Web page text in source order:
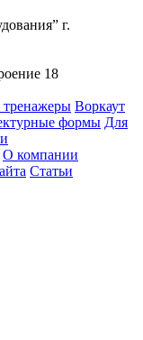
г.
18
Воркаут
формы Для
О компании
Статьи